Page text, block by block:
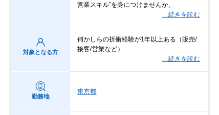
営業スキル”を身につけませんか。
…続きを読む
対象となる方
何かしらの折衝経験が1年以上ある（販売/
接客/営業など）
…続きを読む
勤務地
東京都